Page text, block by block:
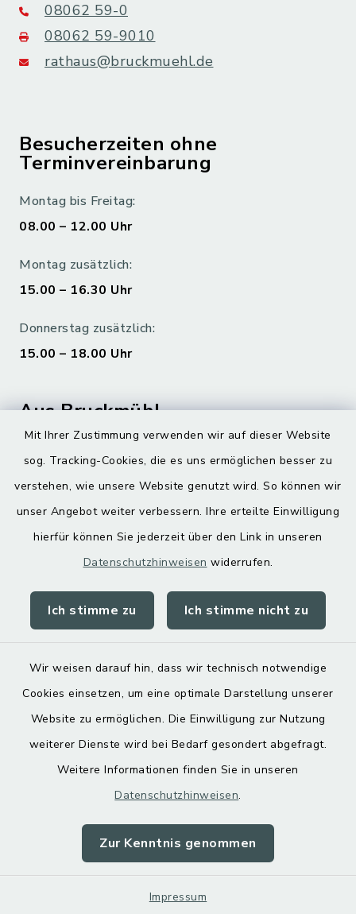
Mit Ihrer Zustimmung verwenden wir auf dieser Website
sog. Tracking-Cookies, die es uns ermöglichen besser zu
verstehen, wie unsere Website genutzt wird. So können wir
unser Angebot weiter verbessern. Ihre erteilte Einwilligung
hierfür können Sie jederzeit über den Link in unseren
Datenschutzhinweisen widerrufen.
Ich stimme zu Ich stimme nicht zu
Wir weisen darauf hin, dass wir technisch notwendige
Cookies einsetzen, um eine optimale Darstellung unserer
Website zu ermöglichen. Die Einwilligung zur Nutzung
weiterer Dienste wird bei Bedarf gesondert abgefragt.
Weitere Informationen finden Sie in unseren
Datenschutzhinweisen.
Zur Kenntnis genommen
Impressum
08062 59-0
08062 59-9010
rathaus@bruckmuehl.de
Besucherzeiten ohne
Terminvereinbarung
Montag bis Freitag:
08.00 – 12.00 Uhr
Montag zusätzlich:
15.00 – 16.30 Uhr
Donnerstag zusätzlich:
15.00 – 18.00 Uhr
Aus Bruckmühl
Digitaler Ortsplan
Kontakt
Datenschutz
Impressum
Sitemap
Cookie-Einstellungen